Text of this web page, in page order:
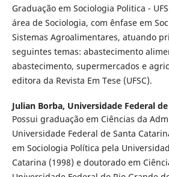
Graduação em Sociologia Politica -
área de Sociologia, com ênfase em
Sistemas Agroalimentares, atuando
seguintes temas: abastecimento
abastecimento, supermercados e
editora da Revista Em Tese (UFSC).
Julian Borba, Universidade Federal
Possui graduação em Ciências da
Universidade Federal de Santa
em Sociologia Política pela
Catarina (1998) e doutorado em